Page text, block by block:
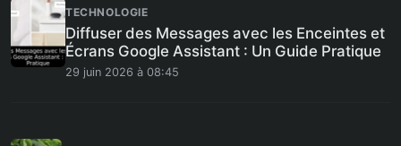
TECHNOLOGIE
Diffuser des Messages avec les Enceintes et
Écrans Google Assistant : Un Guide Pratique
29 juin 2026 à 08:45